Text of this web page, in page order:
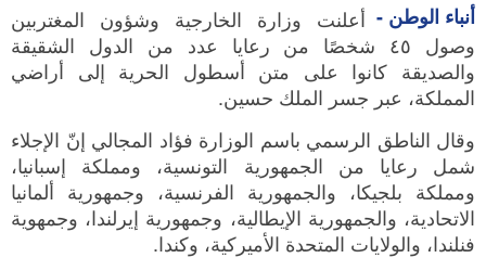
أنباء الوطن - أعلنت وزارة الخارجية وشؤون المغتربين
وصول ٤٥ شخصًا من رعايا عدد من الدول الشقيقة
والصديقة كانوا على متن أسطول الحرية إلى أراضي
المملكة، عبر جسر الملك حسين.
وقال الناطق الرسمي باسم الوزارة فؤاد المجالي إنّ الإجلاء
شمل رعايا من الجمهورية التونسية، ومملكة إسبانيا،
ومملكة بلجيكا، والجمهورية الفرنسية، وجمهورية ألمانيا
الاتحادية، والجمهورية الإيطالية، وجمهورية إيرلندا، وجمهوية
فنلندا، والولايات المتحدة الأميركية، وكندا.